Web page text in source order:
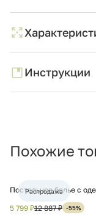
Инструкции
Похожие
Постельное белье с
5 799 ₽12 887 ₽ -55%
Распродажа